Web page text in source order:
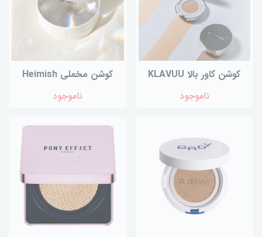
کوشن کاور بالا KLAVUU
ناموجود
کوشن مخملی Heimish
ناموجود